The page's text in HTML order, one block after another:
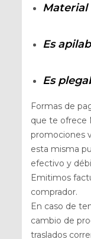
Material
Es
Es
Formas de
que te ofrece
promociones
esta misma
efectivo y
Emitimos
comprador.
En caso de
cambio de
traslados